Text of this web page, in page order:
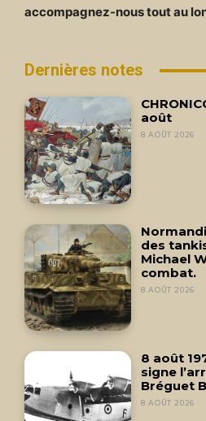
accompagnez-nous tout au
Dernières notes
août
8 AOÛT 2026
des
Michael
combat.
8 AOÛT 2026
8 août
signe
Bréguet
8 AOÛT 2026